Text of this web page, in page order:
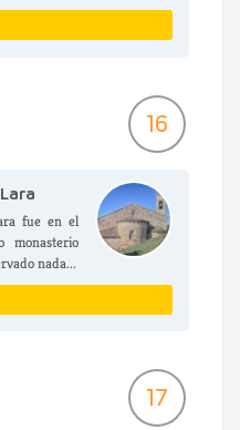
16
fue en el
monasterio
nada...
17